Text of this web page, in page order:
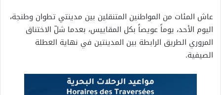
عاش المئات من المواطنين المتنقلين بين مدينتي تطوان وطنجة،
اليوم الأحد، يوماً عويصاً بكل المقاييس، بعدما شلّ الاختناق
المروري الطريق الرابطة بين المدينتين في نهاية العطلة
الصيفية.